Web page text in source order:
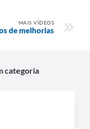
MAIS VÍDEOS
de melhorias
categoria